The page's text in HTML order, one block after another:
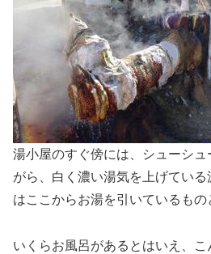
湯小屋のすぐ傍には、シューシ
がら、白く濃い湯気を上げてい
はここからお湯を引いているもの
いくらお風呂があるとはいえ、